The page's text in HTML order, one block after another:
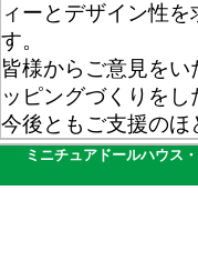
ィーとデザイン性
す。
皆様からご意見を
ッピングづくりを
今後ともご支援の
ミニチュアドールハウス